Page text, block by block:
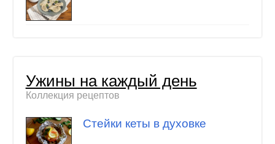
Ужины на каждый день
Коллекция рецептов
Стейки кеты в духовке